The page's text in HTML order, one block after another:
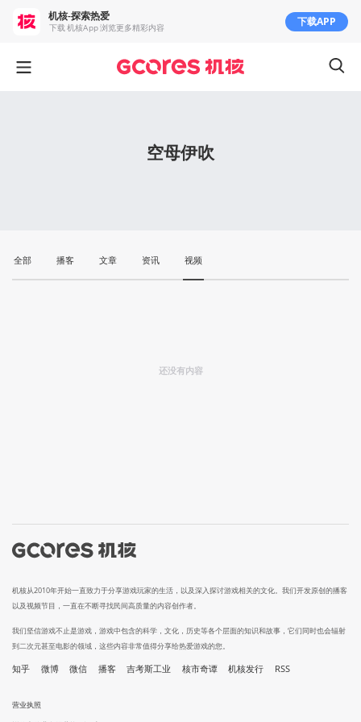
空母伊吹
全部 播客 文章 资讯 视频
还没有内容
机核从2010年开始一直致力于分享游戏玩家的生活，以及深入探讨游戏相关的文化。我们开发原创的播客
以及视频节目，一直在不断寻找民间高质量的内容创作者。
我们坚信游戏不止是游戏，游戏中包含的科学，文化，历史等各个层面的知识和故事，它们同时也会辐射
到二次元甚至电影的领域，这些内容非常值得分享给热爱游戏的您。
知乎 微博 微信 播客 吉考斯工业 核市奇谭 机核发行 RSS
营业执照
机核-探索热爱
下载 机核App 浏览更多精彩内容 下载APP